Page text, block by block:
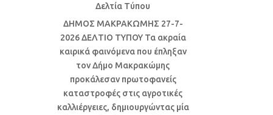
Δελτία Τύπου
ΔΗΜΟΣ ΜΑΚΡΑΚΩΜΗΣ 27-7-
2026 ΔΕΛΤΙΟ ΤΥΠΟΥ Τα ακραία
καιρικά φαινόμενα που έπληξαν
τον Δήμο Μακρακώμης
προκάλεσαν πρωτοφανείς
καταστροφές στις αγροτικές
καλλιέργειες, δημιουργώντας μία